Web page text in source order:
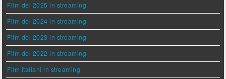
Film del 2025 in streaming
Film del 2024 in streaming
Film del 2023 in streaming
Film del 2022 in streaming
Film italiani in streaming